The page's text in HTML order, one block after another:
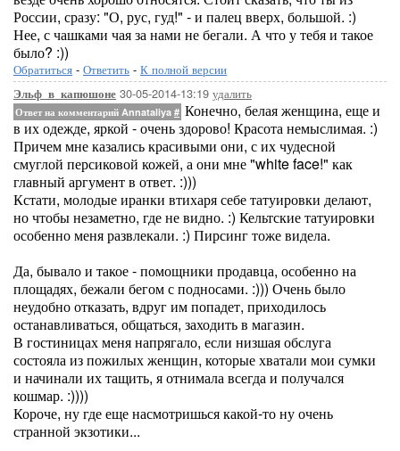
России, сразу: "О, рус, гуд!" - и палец вверх, большой. :)
Нее, с чашками чая за нами не бегали. А что у тебя и такое
было? :))
Обратиться - Ответить - К полной версии
Эльф_в_капюшоне 30-05-2014-13:19 удалить
Ответ на комментарий Annataliya # Конечно, белая женщина, еще и
в их одежде, яркой - очень здорово! Красота немыслимая. :)
Причем мне казались красивыми они, с их чудесной
смуглой персиковой кожей, а они мне "white face!" как
главный аргумент в ответ. :)))
Кстати, молодые иранки втихаря себе татуировки делают,
но чтобы незаметно, где не видно. :) Кельтские татуировки
особенно меня развлекали. :) Пирсинг тоже видела.
Да, бывало и такое - помощники продавца, особенно на
площадях, бежали бегом с подносами. :))) Очень было
неудобно отказать, вдруг им попадет, приходилось
останавливаться, общаться, заходить в магазин.
В гостиницах меня напрягало, если низшая обслуга
состояла из пожилых женщин, которые хватали мои сумки
и начинали их тащить, я отнимала всегда и получался
кошмар. :))))
Короче, ну где еще насмотришься какой-то ну очень
странной экзотики...